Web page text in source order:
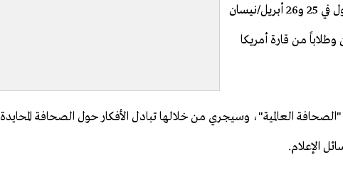
وتستضيف شبكة TRT اجتماعاً في ولاية إسطنبول في 25 و26 أبريل/نيسان
من قارة أمريكا
"الصحافة العالمية"، وسيجري من خلالها تبادل الأفكار حول الصحافة المحايدة
الإعلام.